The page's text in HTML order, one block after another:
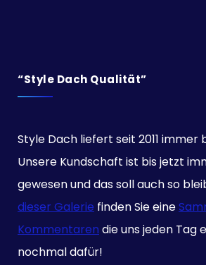
“Style Dach Qualität”
Style Dach liefert seit 2011 immer
Unsere Kundschaft ist bis jetzt
gewesen und das soll auch so
dieser Galerie finden Sie eine
Kommentaren die uns jeden Tag
nochmal dafür!